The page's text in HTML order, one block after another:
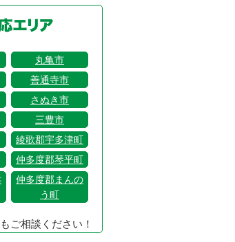
丸亀市
善通寺市
さぬき市
三豊市
綾歌郡宇多津町
仲多度郡琴平町
仲多度郡まんの
う町
ご相談ください！